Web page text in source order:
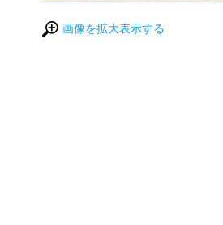
画像を拡大表示する